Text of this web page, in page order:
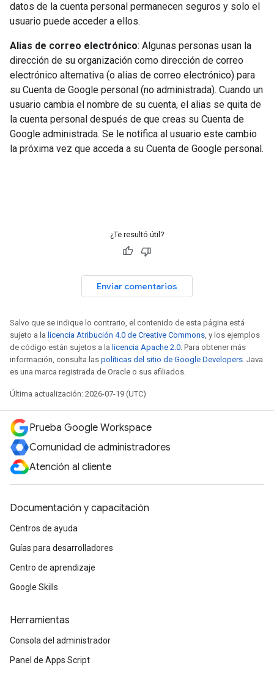
datos de la cuenta personal permanecen seguros y solo el
usuario puede acceder a ellos.
Alias de correo electrónico: Algunas personas usan la
dirección de su organización como dirección de correo
electrónico alternativa (o alias de correo electrónico) para
su Cuenta de Google personal (no administrada). Cuando un
usuario cambia el nombre de su cuenta, el alias se quita de
la cuenta personal después de que creas su Cuenta de
Google administrada. Se le notifica al usuario este cambio
la próxima vez que acceda a su Cuenta de Google personal.
¿Te resultó útil?
Enviar comentarios
Salvo que se indique lo contrario, el contenido de esta página está
sujeto a la licencia Atribución 4.0 de Creative Commons, y los ejemplos
de código están sujetos a la licencia Apache 2.0. Para obtener más
información, consulta las políticas del sitio de Google Developers. Java
es una marca registrada de Oracle o sus afiliados.
Última actualización: 2026-07-19 (UTC)
Prueba Google Workspace
Comunidad de administradores
Atención al cliente
Documentación y capacitación
Centros de ayuda
Guías para desarrolladores
Centro de aprendizaje
Google Skills
Herramientas
Consola del administrador
Panel de Apps Script